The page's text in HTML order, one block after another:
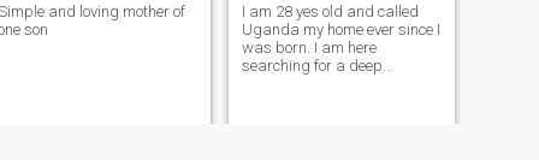
and loving mother of
son
I am 28 yes old and called
Uganda my home ever since I
was born. I am here
searching for a deep